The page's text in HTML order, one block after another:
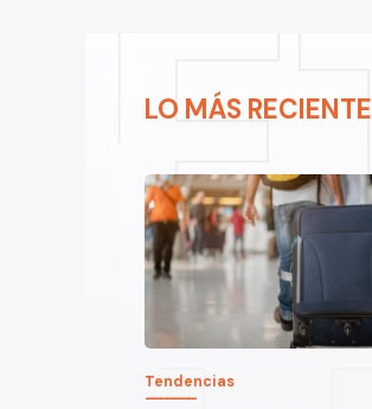
LO MÁS RECIENTE
Tendencias